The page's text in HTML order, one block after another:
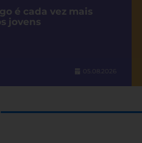
é cada vez mais
jovens
05.08.2026